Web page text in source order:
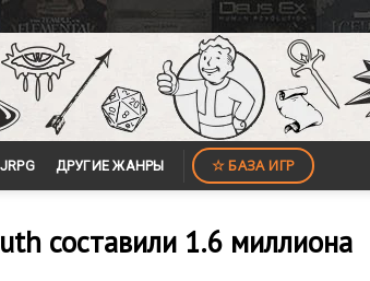
JRPG ДРУГИЕ ЖАНРЫ ☆ БАЗА ИГР
составили 1.6 миллиона